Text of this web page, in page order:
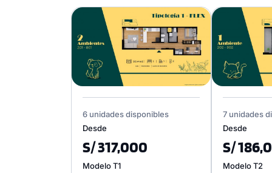
6 unidades disponibles
Desde
S/ 317,000
Modelo T1
7 unidades
Desde
S/
Modelo T2